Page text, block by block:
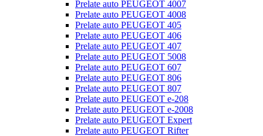
Prelate auto PEUGEOT 4007
Prelate auto PEUGEOT 4008
Prelate auto PEUGEOT 405
Prelate auto PEUGEOT 406
Prelate auto PEUGEOT 407
Prelate auto PEUGEOT 5008
Prelate auto PEUGEOT 607
Prelate auto PEUGEOT 806
Prelate auto PEUGEOT 807
Prelate auto PEUGEOT e-208
Prelate auto PEUGEOT e-2008
Prelate auto PEUGEOT Expert
Prelate auto PEUGEOT Rifter